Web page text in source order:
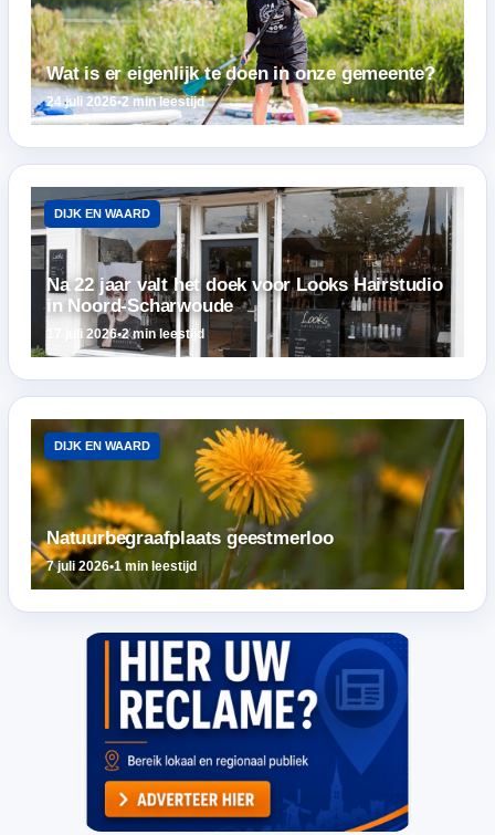
Wat is er eigenlijk te doen in onze gemeente?
24 juli 2026•2 min leestijd
DIJK EN WAARD
Na 22 jaar valt het doek voor Looks Hairstudio
in Noord-Scharwoude
17 juli 2026•2 min leestijd
DIJK EN WAARD
Natuurbegraafplaats geestmerloo
7 juli 2026•1 min leestijd